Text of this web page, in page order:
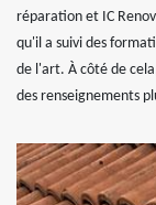
réparation et IC
qu'il a suivi des
de l'art. À côté de
des renseignements